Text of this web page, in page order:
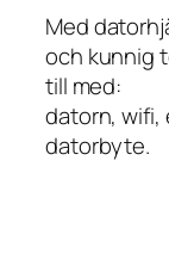
Med
och kunnig
till med:
datorn, wifi,
datorbyte.